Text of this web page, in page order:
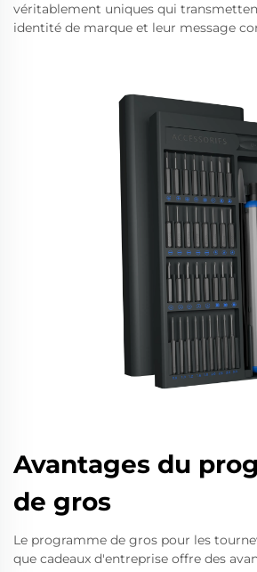
véritablement uniques qui
identité de marque et leur message
Avantages du
de gros
Le programme de gros pour les
que cadeaux d'entreprise offre des